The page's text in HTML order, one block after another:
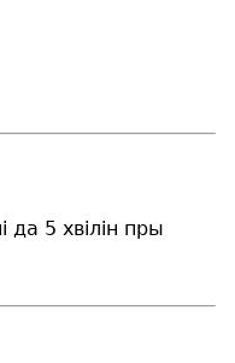
5 хвілін пры